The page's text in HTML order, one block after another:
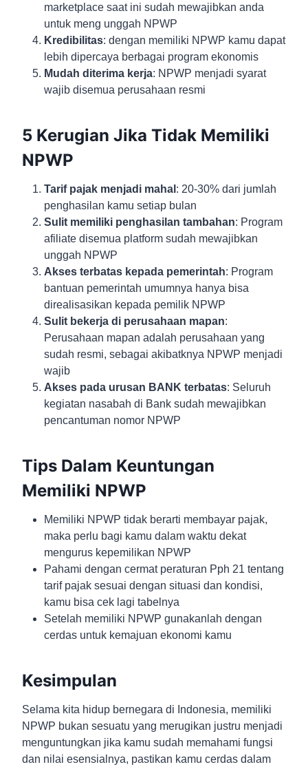
marketplace saat ini sudah mewajibkan anda
untuk meng unggah NPWP
Kredibilitas: dengan memiliki NPWP kamu dapat
lebih dipercaya berbagai program ekonomis
Mudah diterima kerja: NPWP menjadi syarat
wajib disemua perusahaan resmi
5 Kerugian Jika Tidak Memiliki
NPWP
Tarif pajak menjadi mahal : 20-30% dari jumlah
penghasilan kamu setiap bulan
Sulit memiliki penghasilan tambahan: Program
afiliate disemua platform sudah mewajibkan
unggah NPWP
Akses terbatas kepada pemerintah: Program
bantuan pemerintah umumnya hanya bisa
direalisasikan kepada pemilik NPWP
Sulit bekerja di perusahaan mapan:
Perusahaan mapan adalah perusahaan yang
sudah resmi, sebagai akibatknya NPWP menjadi
wajib
Akses pada urusan BANK terbatas: Seluruh
kegiatan nasabah di Bank sudah mewajibkan
pencantuman nomor NPWP
Tips Dalam Keuntungan
Memiliki NPWP
Memiliki NPWP tidak berarti membayar pajak,
maka perlu bagi kamu dalam waktu dekat
mengurus kepemilikan NPWP
Pahami dengan cermat peraturan Pph 21 tentang
tarif pajak sesuai dengan situasi dan kondisi,
kamu bisa cek lagi tabelnya
Setelah memiliki NPWP gunakanlah dengan
cerdas untuk kemajuan ekonomi kamu
Kesimpulan
Selama kita hidup bernegara di Indonesia, memiliki
NPWP bukan sesuatu yang merugikan justru menjadi
menguntungkan jika kamu sudah memahami fungsi
dan nilai esensialnya, pastikan kamu cerdas dalam